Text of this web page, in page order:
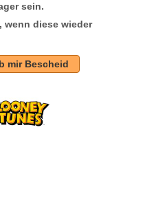
sein.
wenn diese wieder
mir Bescheid